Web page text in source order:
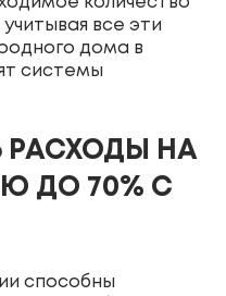
все эти
дома в
системы
РАСХОДЫ НА
ДО 70% С
способны